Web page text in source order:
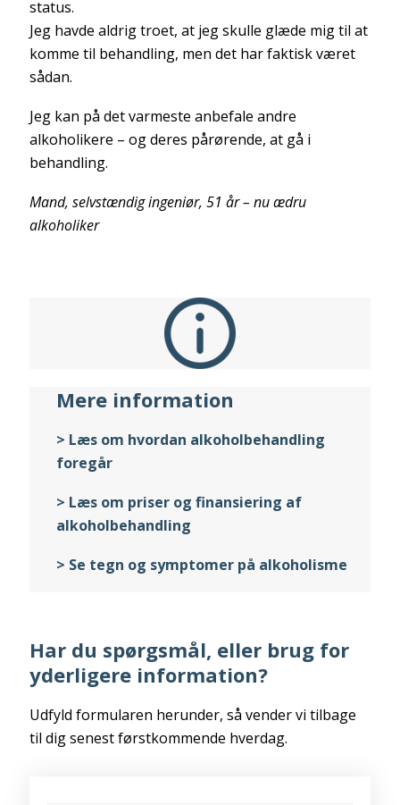
status.
Jeg havde aldrig troet, at jeg skulle glæde mig til at
komme til behandling, men det har faktisk været
sådan.
Jeg kan på det varmeste anbefale andre
alkoholikere – og deres pårørende, at gå i
behandling.
Mand, selvstændig ingeniør, 51 år – nu ædru
alkoholiker
Mere information
> Læs om hvordan alkoholbehandling
foregår
> Læs om priser og finansiering af
alkoholbehandling
> Se tegn og symptomer på alkoholisme
Har du spørgsmål, eller brug for
yderligere information?
Udfyld formularen herunder, så vender vi tilbage
til dig senest førstkommende hverdag.